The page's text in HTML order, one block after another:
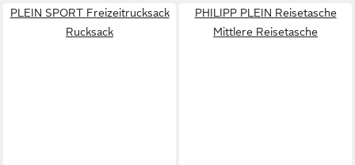
PLEIN SPORT Freizeitrucksack
Rucksack
PHILIPP PLEIN Reisetasche
Mittlere Reisetasche